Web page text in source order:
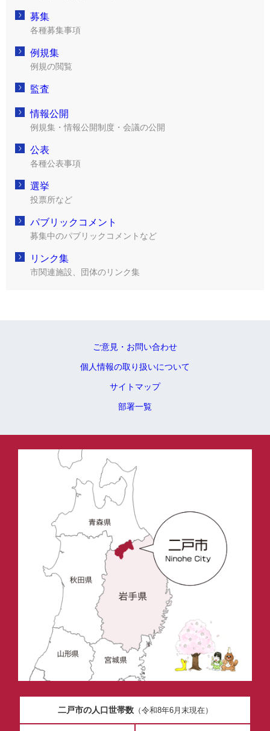
募集
各種募集事項
例規集
例規の閲覧
監査
情報公開
例規集・情報公開制度・会議の公開
公表
各種公表事項
選挙
投票所など
パブリックコメント
募集中のパブリックコメントなど
リンク集
市関連施設、団体のリンク集
ご意見・お問い合わせ
個人情報の取り扱いについて
サイトマップ
部署一覧
二戸市の人口世帯数（令和8年6月末現在）